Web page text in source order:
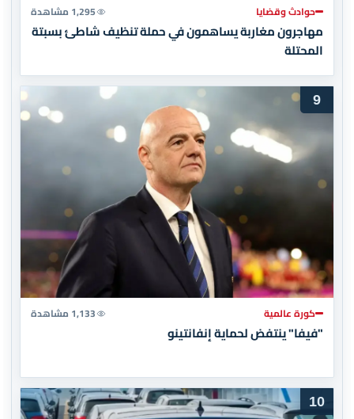
حوادث وقضايا 1,295 مشاهدة
مهاجرون مغاربة يساهمون في حملة تنظيف شاطئ بسبتة
المحتلة
9
كورة عالمية 1,133 مشاهدة
"فيفا" ينتفض لحماية إنفانتينو
10